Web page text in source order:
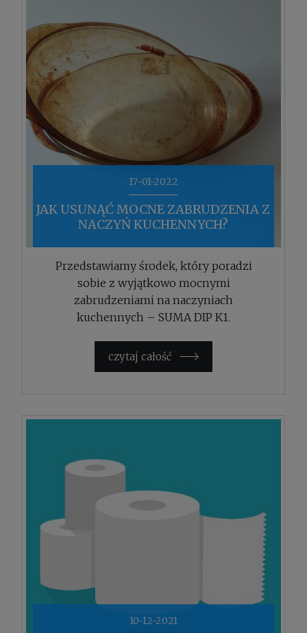
JAK USUNĄĆ MOCNE ZABRUDZENIA Z
NACZYŃ KUCHENNYCH?
17-01-2022
Przedstawiamy środek, który poradzi
sobie z wyjątkowo mocnymi
zabrudzeniami na naczyniach
kuchennych – SUMA DIP K1.
czytaj całość »
10-12-2021